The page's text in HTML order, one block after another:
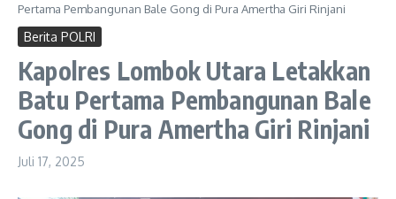
Pertama Pembangunan Bale Gong di Pura Amertha Giri Rinjani
Berita POLRI
Kapolres Lombok Utara Letakkan
Batu Pertama Pembangunan Bale
Gong di Pura Amertha Giri Rinjani
Juli 17, 2025